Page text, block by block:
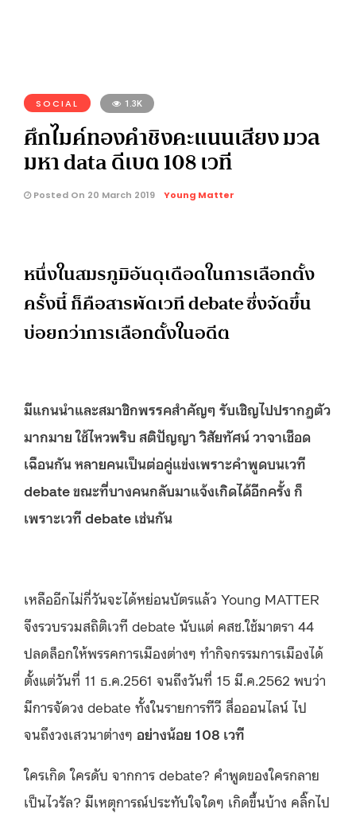
SOCIAL 1.3K
ศึกไมค์ทองคำชิงคะแนนเสียง มวล
มหา data ดีเบต 108 เวที
Posted On 20 March 2019 Young Matter
หนึ่งในสมรภูมิอันดุเดือดในการเลือกตั้ง
ครั้งนี้ ก็คือสารพัดเวที debate ซึ่งจัดขึ้น
บ่อยกว่าการเลือกตั้งในอดีต
มีแกนนำและสมาชิกพรรคสำคัญๆ รับเชิญไปปรากฎตัว
มากมาย ใช้ไหวพริบ สติปัญญา วิสัยทัศน์ วาจาเชือด
เฉือนกัน หลายคนเป็นต่อคู่แข่งเพราะคำพูดบนเวที
debate ขณะที่บางคนกลับมาแจ้งเกิดได้อีกครั้ง ก็
เพราะเวที debate เช่นกัน
เหลืออีกไม่กี่วันจะได้หย่อนบัตรแล้ว Young MATTER
จึงรวบรวมสถิติเวที debate นับแต่ คสช.ใช้มาตรา 44
ปลดล็อกให้พรรคการเมืองต่างๆ ทำกิจกรรมการเมืองได้
ตั้งแต่วันที่ 11 ธ.ค.2561 จนถึงวันที่ 15 มี.ค.2562 พบว่า
มีการจัดวง debate ทั้งในรายการทีวี สื่อออนไลน์ ไป
จนถึงวงเสวนาต่างๆ อย่างน้อย 108 เวที
ใครเกิด ใครดับ จากการ debate? คำพูดของใครกลาย
เป็นไวรัล? มีเหตุการณ์ประทับใจใดๆ เกิดขึ้นบ้าง คลิ๊กไป